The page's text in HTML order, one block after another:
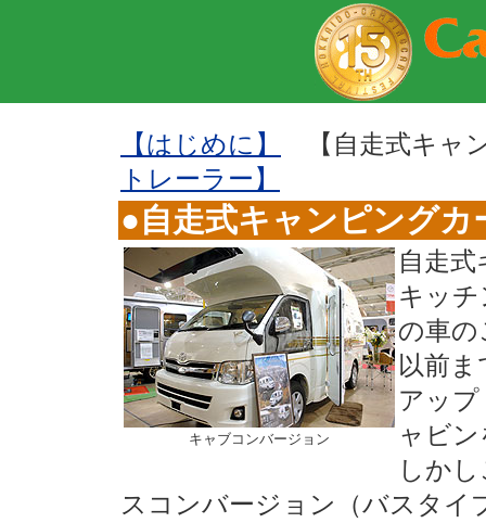
【はじめに】
【自走式キャ
トレーラー】
●自走式キャンピングカ
キャブコンバージョン
自走
キッ
の車の
以前
アッ
ャビ
しか
スコンバージョン（バスタイ